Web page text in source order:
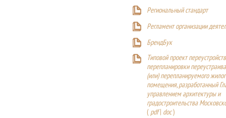
Региональный стандарт
Регламент организации
БрендБук
Типовой проект
перепланировки
(или) перепланируемого
помещения, разработанный
управлением архитектуры и
градостроительства
(pdf| doc)